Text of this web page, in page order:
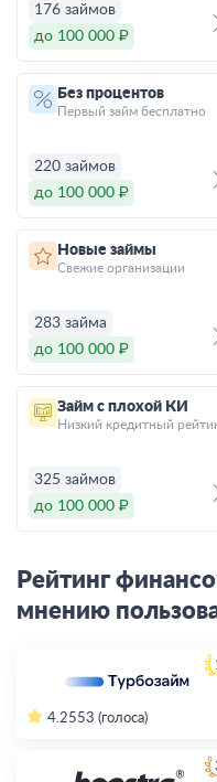
176 займов
до 100 000 ₽
Без процентов
Первый займ бесплатно
220 займов
до 100 000 ₽
Новые займы
Свежие организации
283 займа
до 100 000 ₽
Займ с плохой КИ
Низкий кредитный
325 займов
до 100 000 ₽
Рейтинг
мнению
4.2553 (голоса)